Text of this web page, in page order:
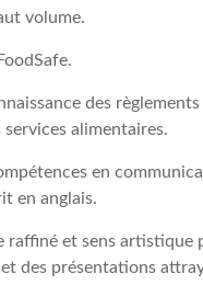
volume.
des
services alimentaires.
en
en anglais.
raffiné et sens artistique
des présentations